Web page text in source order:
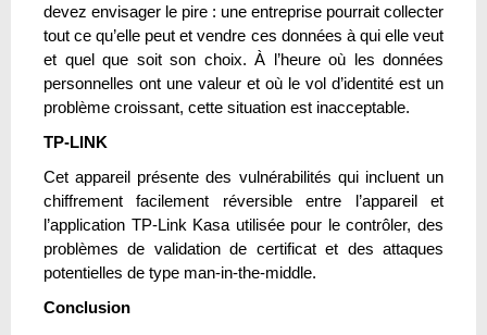
devez envisager le pire : une entreprise pourrait collecter
tout ce qu’elle peut et vendre ces données à qui elle veut
et quel que soit son choix. À l’heure où les données
personnelles ont une valeur et où le vol d’identité est un
problème croissant, cette situation est inacceptable.
TP-LINK
Cet appareil présente des vulnérabilités qui incluent un
chiffrement facilement réversible entre l’appareil et
l’application TP-Link Kasa utilisée pour le contrôler, des
problèmes de validation de certificat et des attaques
potentielles de type man-in-the-middle.
Conclusion